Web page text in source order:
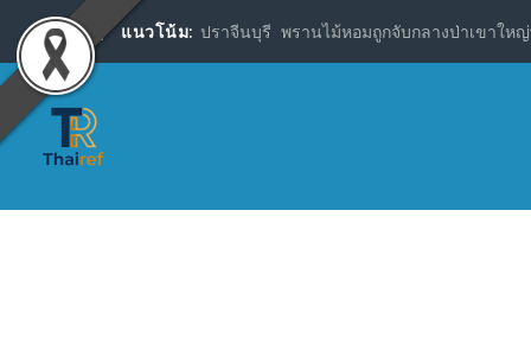
แนวโน้ม: ปราจีนบุรี พรานไม้หอมถูกจับกลางป่าเขาให